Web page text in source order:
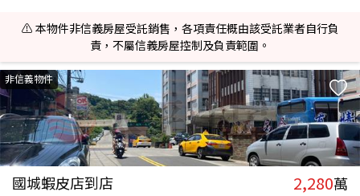
⚠️ 本物件非信義房屋受託銷售，各項責任概由該受託業者自行負
責，不屬信義房屋控制及負責範圍。
非信義物件
國城蝦皮店到店 2,280萬